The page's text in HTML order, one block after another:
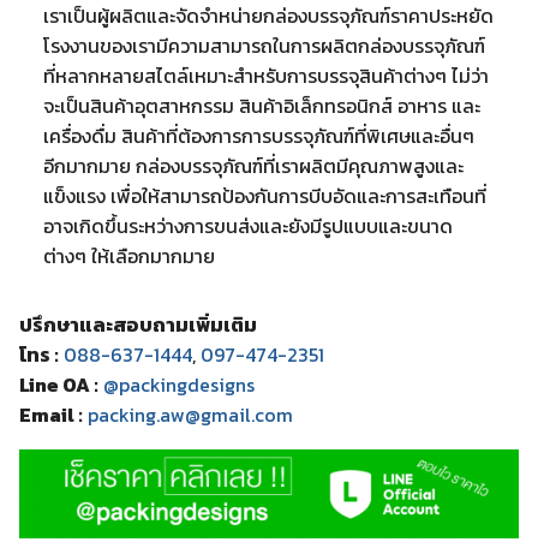
เราเป็นผู้ผลิตและจัดจำหน่ายกล่องบรรจุภัณฑ์ราคาประหยัด
โรงงานของเรามีความสามารถในการผลิตกล่องบรรจุภัณฑ์
ที่หลากหลายสไตล์เหมาะสำหรับการบรรจุสินค้าต่างๆ ไม่ว่า
จะเป็นสินค้าอุตสาหกรรม สินค้าอิเล็กทรอนิกส์ อาหาร และ
เครื่องดื่ม สินค้าที่ต้องการการบรรจุภัณฑ์ที่พิเศษและอื่นๆ
อีกมากมาย กล่องบรรจุภัณฑ์ที่เราผลิตมีคุณภาพสูงและ
แข็งแรง เพื่อให้สามารถป้องกันการบีบอัดและการสะเทือนที่
อาจเกิดขึ้นระหว่างการขนส่งและยังมีรูปแบบและขนาด
ต่างๆ ให้เลือกมากมาย
ปรึกษาและสอบถามเพิ่มเติม
โทร : 088-637-1444, 097-474-2351
Line OA : @packingdesigns
Email : packing.aw@gmail.com